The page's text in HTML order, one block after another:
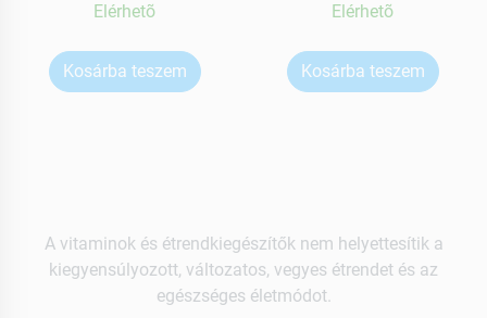
Elérhetõ
Kosárba teszem
Elérhetõ
Kosárba teszem
A vitaminok és étrendkiegészítők nem helyettesítik a
kiegyensúlyozott, változatos, vegyes étrendet és az
egészséges életmódot.